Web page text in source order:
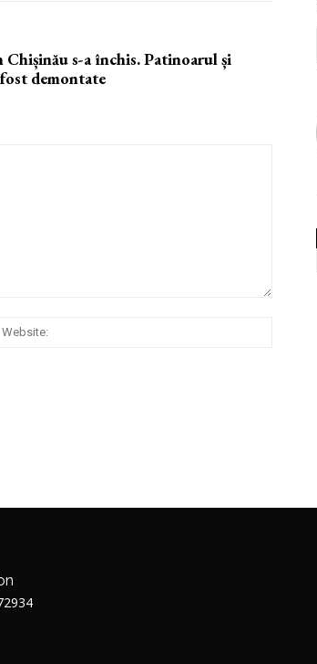
s-a închis. Patinoarul și
demontate